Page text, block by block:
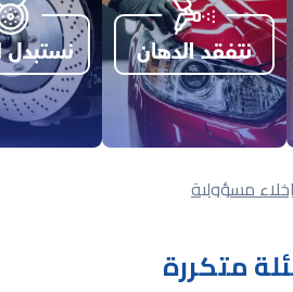
إخلاء مسؤولية
متكررة